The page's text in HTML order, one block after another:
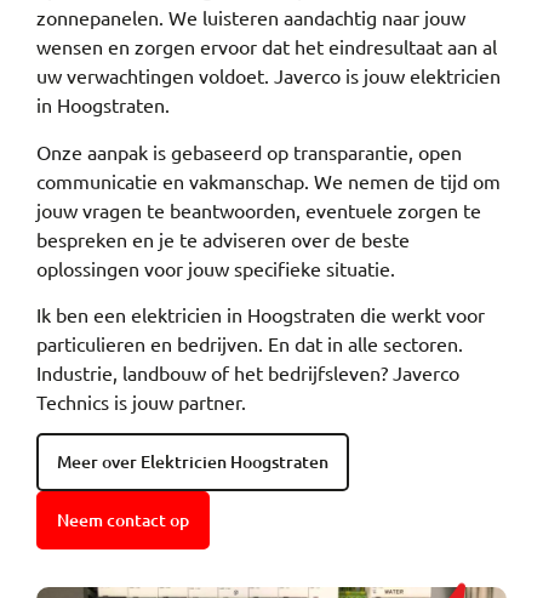
zonnepanelen. We luisteren aandachtig naar jouw
wensen en zorgen ervoor dat het eindresultaat aan al
uw verwachtingen voldoet. Javerco is jouw elektricien
in Hoogstraten.
Onze aanpak is gebaseerd op transparantie, open
communicatie en vakmanschap. We nemen de tijd om
jouw vragen te beantwoorden, eventuele zorgen te
bespreken en je te adviseren over de beste
oplossingen voor jouw specifieke situatie.
Ik ben een elektricien in Hoogstraten die werkt voor
particulieren en bedrijven. En dat in alle sectoren.
Industrie, landbouw of het bedrijfsleven? Javerco
Technics is jouw partner.
Meer over Elektricien Hoogstraten
Neem contact op